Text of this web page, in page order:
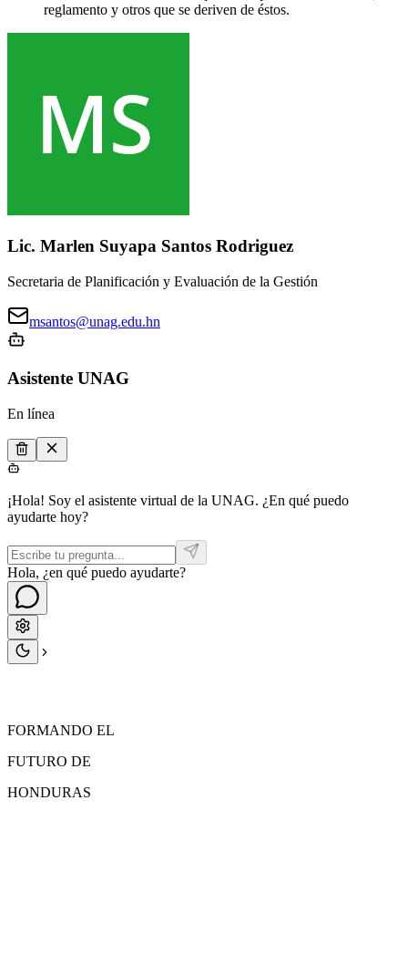
reglamento y otros que se deriven de éstos.
Lic. Marlen Suyapa Santos Rodriguez
Secretaria de Planificación y Evaluación de la Gestión
msantos@unag.edu.hn
Asistente UNAG
En línea
¡Hola! Soy el asistente virtual de la UNAG. ¿En qué puedo
ayudarte hoy?
Hola, ¿en qué puedo ayudarte?
FORMANDO EL
FUTURO DE
HONDURAS